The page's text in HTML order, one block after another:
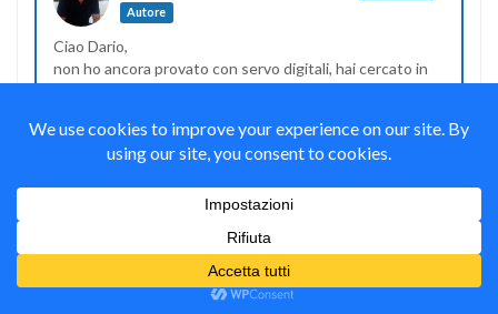
Autore
Ciao Dario,
non ho ancora provato con servo digitali, hai cercato in
Mauro
giacomoil13 Maggio 2013 #